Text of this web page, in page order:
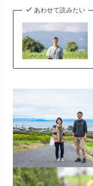
あわせて読みたい